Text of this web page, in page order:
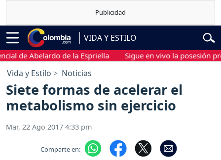
VIDA Y ESTILO
Abelardo de la Espriella Sigue en vivo la posesión
Vida y Estilo Noticias
Siete formas de acelerar el
metabolismo sin ejercicio
Mar, 22 Ago 2017 4:33 pm
Comparte en: